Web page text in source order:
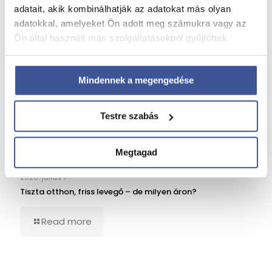
adatait, akik kombinálhatják az adatokat más olyan
adatokkal, amelyeket Ön adott meg számukra vagy az
Ön által használt más szolgáltatásokból gyűjtöttek.
Mindennek a megengedése
Testre szabás
Megtagad
Minőségi alvás: mit tehetünk érte?
2026. július 14.
Read more
Tiszta otthon, friss levegő – de milyen áron?
2026. július 7.
Tiszta otthon, friss levegő – de milyen áron?
Read more